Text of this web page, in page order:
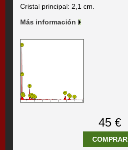
Cristal principal: 2,1 cm.
Más información
45 €
COMPRAR